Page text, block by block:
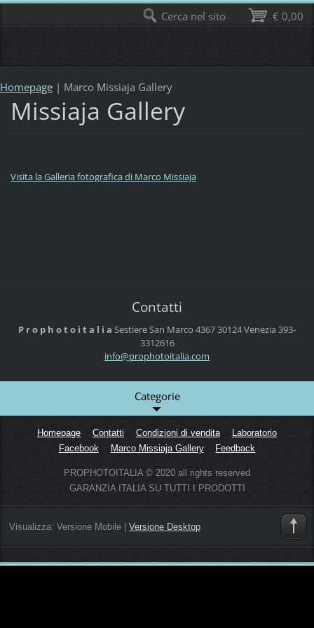
Homepage | Marco Missiaja Gallery
Missiaja Gallery
Visita la Galleria fotografica di Marco Missiaja
Contatti
P r o p h o t o i t a l i a Sestiere San Marco 436730124 Venezia 393-
3312616
info@prophotoitalia.com
Categorie
Homepage Contatti Condizioni di vendita
Laboratorio
Facebook
Marco Missiaja Gallery Feedback
PROPHOTOITALIA © 2020 all rights reserved
GARANZIA ITALIA SU TUTTI I PRODOTTI
Visualizza: Versione Mobile| Versione Desktop
€ 0,00
Cerca nel sito